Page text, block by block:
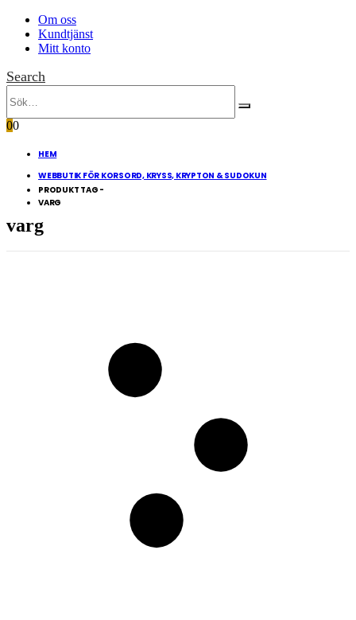
Om oss
Kundtjänst
Mitt konto
Search
00
HEM
WEBBUTIK FÖR KORSORD, KRYSS, KRYPTON & SUDOKUN
PRODUKT TAG -
VARG
varg